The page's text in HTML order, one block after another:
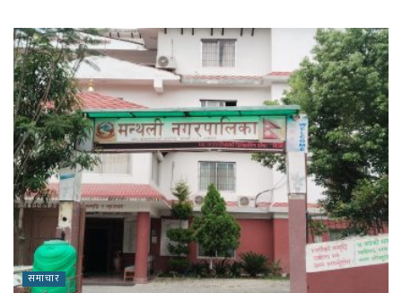
समाचार